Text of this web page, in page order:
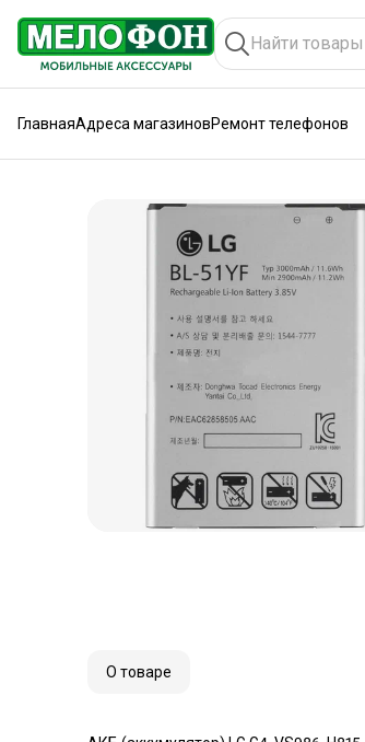
ГлавнаяАдреса магазиновРемонт телефонов
О товаре